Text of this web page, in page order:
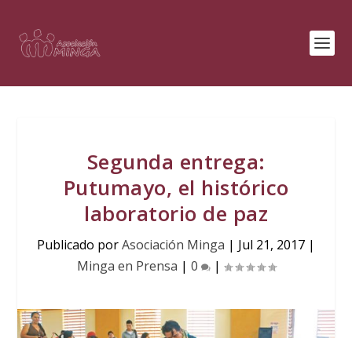
Segunda entrega:
Putumayo, el histórico
laboratorio de paz
Publicado porAsociación Minga | Jul 21, 2017 |
Minga en Prensa | 0 |